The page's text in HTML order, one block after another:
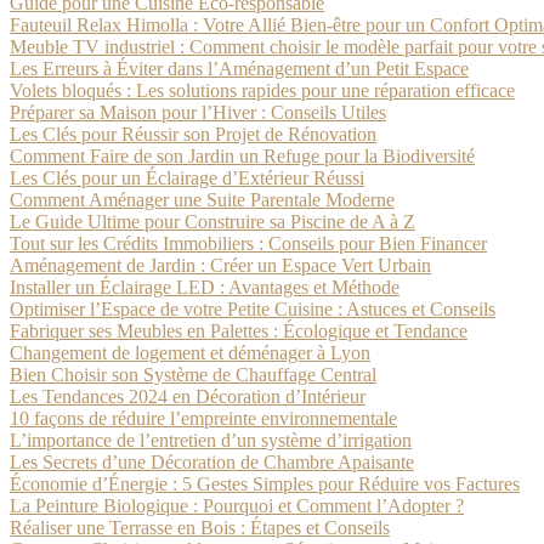
Fauteuil Relax Himolla : Votre Allié Bien-être pour un Confort
Meuble TV industriel : Comment choisir le modèle parfait pour votre
Les Erreurs à Éviter dans l’Aménagement d’un Petit Espace
Volets bloqués : Les solutions rapides pour une réparation efficace
Préparer sa Maison pour l’Hiver : Conseils Utiles
Les Clés pour Réussir son Projet de Rénovation
Comment Faire de son Jardin un Refuge pour la Biodiversité
Les Clés pour un Éclairage d’Extérieur Réussi
Comment Aménager une Suite Parentale Moderne
Le Guide Ultime pour Construire sa Piscine de A à Z
Tout sur les Crédits Immobiliers : Conseils pour Bien Financer
Aménagement de Jardin : Créer un Espace Vert Urbain
Installer un Éclairage LED : Avantages et Méthode
Optimiser l’Espace de votre Petite Cuisine : Astuces et Conseils
Fabriquer ses Meubles en Palettes : Écologique et Tendance
Changement de logement et déménager à Lyon
Bien Choisir son Système de Chauffage Central
Les Tendances 2024 en Décoration d’Intérieur
10 façons de réduire l’empreinte environnementale
L’importance de l’entretien d’un système d’irrigation
Les Secrets d’une Décoration de Chambre Apaisante
Économie d’Énergie : 5 Gestes Simples pour Réduire vos Factures
La Peinture Biologique : Pourquoi et Comment l’Adopter ?
Réaliser une Terrasse en Bois : Étapes et Conseils